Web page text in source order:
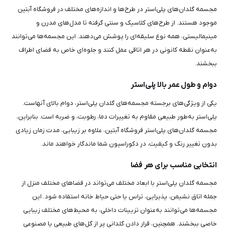
مجسمه گلدان‌های پلی‌استر در طرح‌ها و اندازه‌های مختلف در فروشگاه آبتین
موجود هستند. از طرح‌های کلاسیک و سنتی گرفته تا مدل‌های مدرن و
مینیمالیستی، همه نوع سلیقه‌ای را پوشش می‌دهند. این مجسمه‌ها می‌توانند
به‌عنوان نقطه کانونی در هر اتاقی عمل کنند و جلوه‌ای خاص به فضای اطراف
ببخشند.
دوام و طول عمر بالا پلی‌استر
یکی از ویژگی‌های برجسته مجسمه‌های گلدان پلی‌استر، دوام بالای آنهاست.
پلی‌استر به‌طور طبیعی مقاوم به تغییرات دما، رطوبت، و ضربه است. بنابراین،
مجسمه گلدان‌های پلی‌استر فروشگاه آبتین، علاوه بر زیبایی، مدت زمان زیادی
بدون تغییر رنگ و کیفیت، در دکوراسیون شما ماندگار خواهند ماند.
انتخابی مناسب برای هر فضا
مجسمه گلدان پلی‌استر با ابعاد مختلف می‌تواند در فضاهای مختلف منزل از
جمله اتاق نشیمن، پذیرایی، تراس یا حتی حیاط خانه استفاده شود. این
مجسمه‌ها می‌توانند به‌عنوان تزیینات داخلی، به محیط‌های مختلف زیبایی
خاصی ببخشند. همچنین، قرار دادن گلدانی پر از گل‌های طبیعی یا مصنوعی